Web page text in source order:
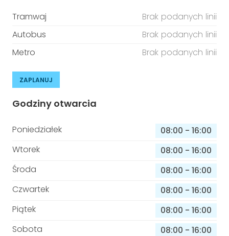
Tramwaj
Brak podanych linii
Autobus
Brak podanych linii
Metro
Brak podanych linii
ZAPLANUJ
Godziny otwarcia
Poniedziałek 08:00 - 16:00
Wtorek
08:00 - 16:00
Środa
08:00 - 16:00
Czwartek
08:00 - 16:00
Piątek
08:00 - 16:00
Sobota
08:00 - 16:00